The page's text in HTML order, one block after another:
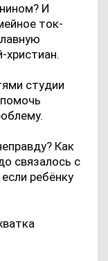
И
ток-
христиан.
студии
Как
связалось с
ребёнку